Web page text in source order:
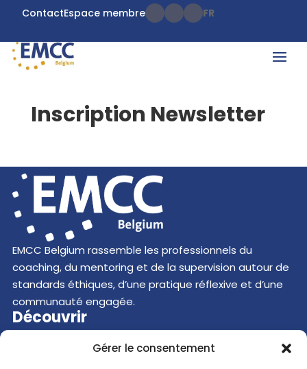
Gérer le consentement
ContactEspace membre FR
Inscription Newsletter
EMCC Belgium rassemble les professionnels du
coaching, du mentoring et de la supervision autour de
standards éthiques, d’une pratique réflexive et d’une
communauté engagée.
Découvrir